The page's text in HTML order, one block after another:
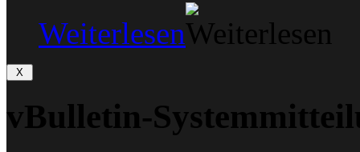
Weiterlesen
vBulletin-